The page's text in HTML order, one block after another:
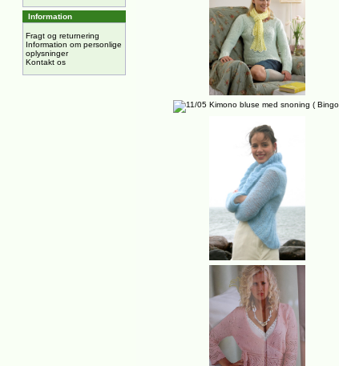
Information
Fragt og returnering
Information om personlige
oplysninger
Kontakt os